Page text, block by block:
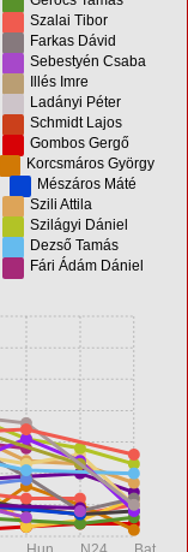
Szalai Tibor
Farkas Dávid
Sebestyén Csaba
Illés Imre
Ladányi Péter
Schmidt Lajos
Gombos Gergő
Korcsmáros György
Mészáros Máté
Szili Attila
Szilágyi Dániel
Dezső Tamás
Fári Ádám Dániel